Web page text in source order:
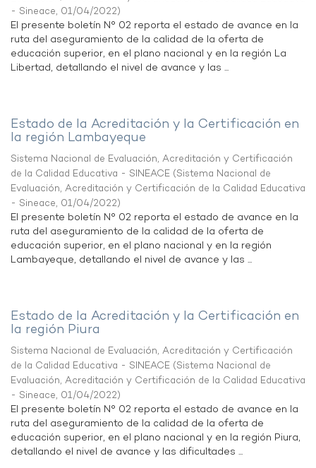
- Sineace, 01/04/2022)
El presente boletín N° 02 reporta el estado de avance en la
ruta del aseguramiento de la calidad de la oferta de
educación superior, en el plano nacional y en la región La
Libertad, detallando el nivel de avance y las ...
Estado de la Acreditación y la Certificación en
la región Lambayeque
Sistema Nacional de Evaluación, Acreditación y Certificación
de la Calidad Educativa - SINEACE (Sistema Nacional de
Evaluación, Acreditación y Certificación de la Calidad Educativa
- Sineace, 01/04/2022)
El presente boletín N° 02 reporta el estado de avance en la
ruta del aseguramiento de la calidad de la oferta de
educación superior, en el plano nacional y en la región
Lambayeque, detallando el nivel de avance y las ...
Estado de la Acreditación y la Certificación en
la región Piura
Sistema Nacional de Evaluación, Acreditación y Certificación
de la Calidad Educativa - SINEACE (Sistema Nacional de
Evaluación, Acreditación y Certificación de la Calidad Educativa
- Sineace, 01/04/2022)
El presente boletín N° 02 reporta el estado de avance en la
ruta del aseguramiento de la calidad de la oferta de
educación superior, en el plano nacional y en la región Piura,
detallando el nivel de avance y las dificultades ...